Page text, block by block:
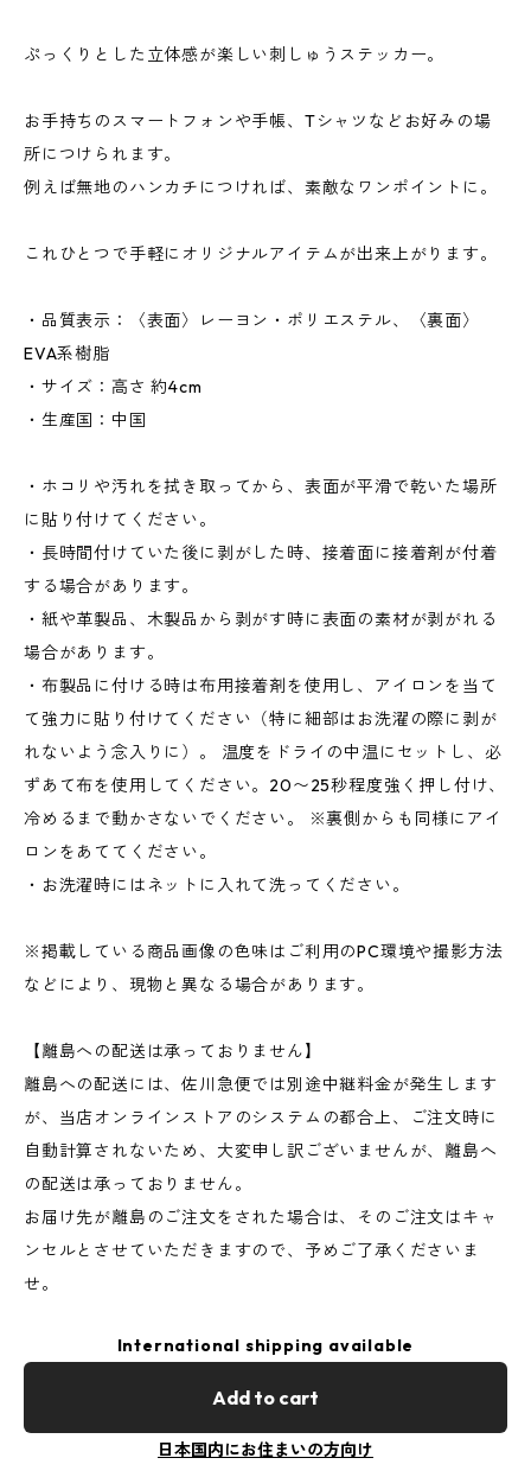
ぷっくりとした立体感が楽しい刺しゅうステッカー。
お手持ちのスマートフォンや手帳、Tシャツなどお好みの場
所につけられます。
例えば無地のハンカチにつければ、素敵なワンポイントに。
これひとつで手軽にオリジナルアイテムが出来上がります。
・品質表示：〈表面〉レーヨン・ポリエステル、〈裏面〉
EVA系樹脂
・サイズ：高さ 約4cm
・生産国：中国
・ホコリや汚れを拭き取ってから、表面が平滑で乾いた場所
に貼り付けてください。
・長時間付けていた後に剥がした時、接着面に接着剤が付着
する場合があります。
・紙や革製品、木製品から剥がす時に表面の素材が剥がれる
場合があります。
・布製品に付ける時は布用接着剤を使用し、アイロンを当て
て強力に貼り付けてください（特に細部はお洗濯の際に剥が
れないよう念入りに）。 温度をドライの中温にセットし、必
ずあて布を使用してください。20〜25秒程度強く押し付け、
冷めるまで動かさないでください。 ※裏側からも同様にアイ
ロンをあててください。
・お洗濯時にはネットに入れて洗ってください。
※掲載している商品画像の色味はご利用のPC環境や撮影方法
などにより、現物と異なる場合があります。
【離島への配送は承っておりません】
離島への配送には、佐川急便では別途中継料金が発生します
が、当店オンラインストアのシステムの都合上、ご注文時に
自動計算されないため、大変申し訳ございませんが、離島へ
の配送は承っておりません。
お届け先が離島のご注文をされた場合は、そのご注文はキャ
ンセルとさせていただきますので、予めご了承くださいま
せ。
International shipping available
Add to cart
日本国内にお住まいの方向け